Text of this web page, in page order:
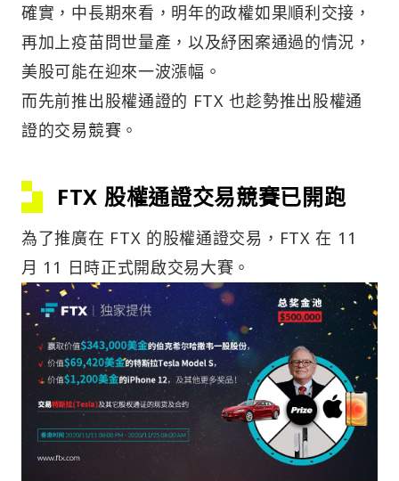
確實，中長期來看，明年的政權如果順利交接，
再加上疫苗問世量產，以及紓困案通過的情況，
美股可能在迎來一波漲幅。
而先前推出股權通證的 FTX 也趁勢推出股權通
證的交易競賽。
FTX 股權通證交易競賽已開跑
為了推廣在 FTX 的股權通證交易，FTX 在 11
月 11 日時正式開啟交易大賽。